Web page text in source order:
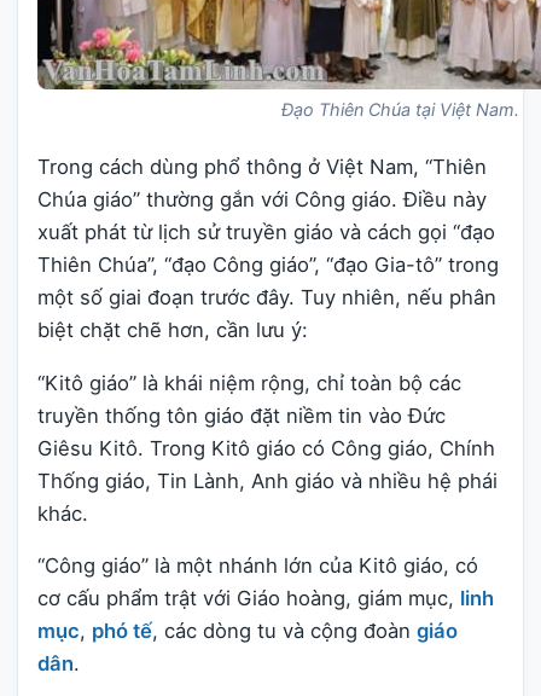
Đạo Thiên Chúa tại Việt Nam.
Trong cách dùng phổ thông ở Việt Nam, “Thiên
Chúa giáo” thường gắn với Công giáo. Điều này
xuất phát từ lịch sử truyền giáo và cách gọi “đạo
Thiên Chúa”, “đạo Công giáo”, “đạo Gia-tô” trong
một số giai đoạn trước đây. Tuy nhiên, nếu phân
biệt chặt chẽ hơn, cần lưu ý:
“Kitô giáo” là khái niệm rộng, chỉ toàn bộ các
truyền thống tôn giáo đặt niềm tin vào Đức
Giêsu Kitô. Trong Kitô giáo có Công giáo, Chính
Thống giáo, Tin Lành, Anh giáo và nhiều hệ phái
khác.
“Công giáo” là một nhánh lớn của Kitô giáo, có
cơ cấu phẩm trật với Giáo hoàng, giám mục, linh
mục, phó tế, các dòng tu và cộng đoàn giáo
dân.